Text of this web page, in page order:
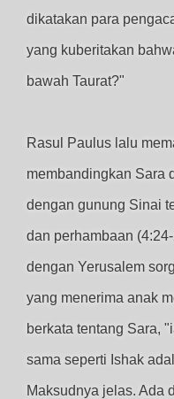
dikatakan para
yang kuberitakan
bawah Taurat?"
Rasul Paulus lalu
membandingkan Sara
dengan gunung Sinai
dan perhambaan
dengan Yerusalem
yang menerima anak
berkata tentang Sara,
sama seperti Ishak
Maksudnya jelas. Ada